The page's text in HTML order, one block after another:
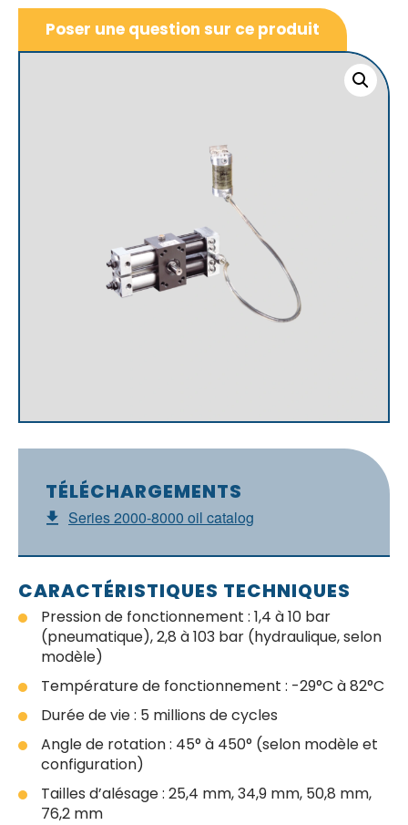
TÉLÉCHARGEMENTS
Series 2000-8000 oil catalog
CARACTÉRISTIQUES TECHNIQUES
Pression de fonctionnement : 1,4 à 10 bar
(pneumatique), 2,8 à 103 bar (hydraulique, selon
modèle)
Température de fonctionnement : -29°C à 82°C
Durée de vie : 5 millions de cycles
Angle de rotation : 45° à 450° (selon modèle et
configuration)
Tailles d’alésage : 25,4 mm, 34,9 mm, 50,8 mm,
76,2 mm
Poser une question sur ce produit